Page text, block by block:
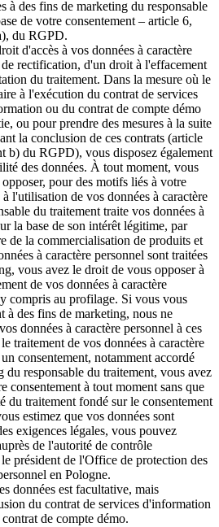
à des fins de marketing du responsable
de votre consentement – article 6,
du RGPD.
d'accès à vos données à caractère
rectification, d'un droit à l'effacement
du traitement. Dans la mesure où le
à l'exécution du contrat de services
ou du contrat de compte démo
ou pour prendre des mesures à la suite
la conclusion de ces contrats (article
b) du RGPD), vous disposez également
des données. À tout moment, vous
pour des motifs liés à votre
l'utilisation de vos données à caractère
du traitement traite vos données à
la base de son intérêt légitime, par
de la commercialisation de produits et
à caractère personnel sont traitées
vous avez le droit de vous opposer à
de vos données à caractère
compris au profilage. Si vous vous
à des fins de marketing, nous ne
données à caractère personnel à ces
traitement de vos données à caractère
consentement, notamment accordé
du responsable du traitement, vous avez
consentement à tout moment sans que
du traitement fondé sur le consentement
estimez que vos données sont
exigences légales, vous pouvez
de l'autorité de contrôle
président de l'Office de protection des
en Pologne.
données est facultative, mais
du contrat de services d'information
de compte démo.